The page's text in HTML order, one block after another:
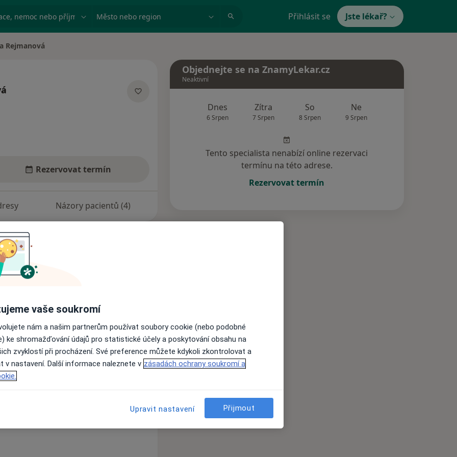
nemoc nebo příjmení Město nebo region Přihlásit se Jste lékař?
Rejmanová
Rezervovat termín
Názory pacientů (4)
v brněnském Terapeutickém
v Brně a ve vzdělávání
výcvikem zaměřeným
psychoterapii. Ten plánuji dokončit v
Představím vám, o čem je terapie a
v tom, v jaké životní situaci se
ale můžeme spolu
věnujeme tomu, co vám jde a na
a co potřebujete jinak.
Objednejte se na ZnamyLekar.cz
Neaktivní
Dnes
6 Srpen
Zítra
7 Srpen
So
8 Srpen
Ne
9 Srpen
Tento specialista nenabízí online rezervaci
termínu na této adrese.
Rezervovat termín
vaše soukromí
nám a našim partnerům používat soubory cookie (nebo podobné
ke shromažďování údajů pro statistické účely a poskytování obsahu na
zvyklostí při procházení. Své preference můžete kdykoli zkontrolovat a
v nastavení. Další informace naleznete v zásadách ochrany soukromí a
Upravit nastavení Přijmout